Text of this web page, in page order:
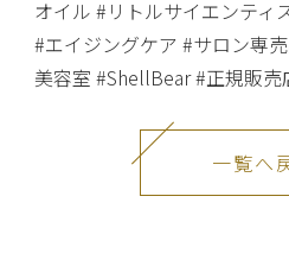
オイル #リトルサイエンティ
#エイジングケア #サロン専
美容室 #ShellBear #正規販売
一覧へ